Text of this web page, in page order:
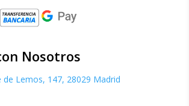
Nosotros
Lemos, 147, 28029 Madrid